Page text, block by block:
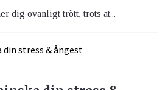
dig ovanligt trött, trots at...